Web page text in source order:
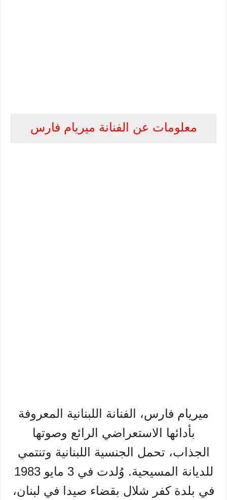
معلومات عن الفنانة ميريام فارس
ميريام فارس، الفنانة اللبنانية المعروفة
بأدائها الاستعراضي الرائع وصوتها
الجذاب، تحمل الجنسية اللبنانية وتنتمي
للديانة المسيحية. وُلدت في 3 مايو 1983
في بلدة كفر شلال بقضاء صيدا في لبنان،